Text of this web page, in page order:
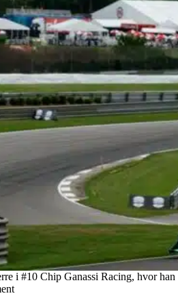
i #10 Chip Ganassi Racing, hvor